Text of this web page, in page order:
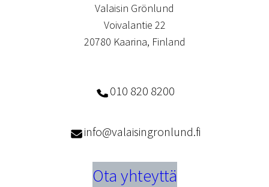
Valaisin Grönlund
Voivalantie 22
20780 Kaarina, Finland
010 820 8200
info@valaisingronlund.fi
Ota yhteyttä